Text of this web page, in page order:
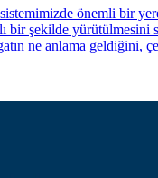
önemli bir
bir şekilde yürütülmesini
ne anlama geldiğini,